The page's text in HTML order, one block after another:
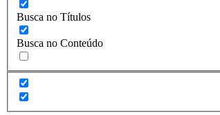
Busca no Títulos
Busca no Conteúdo